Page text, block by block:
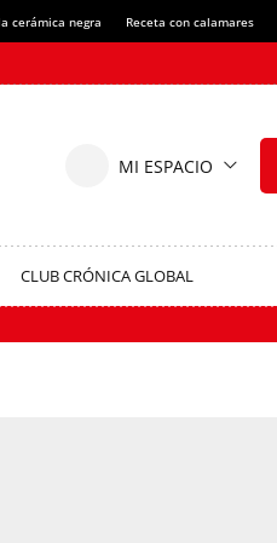
cerámica negra Receta con calamares
CLUB CRÓNICA GLOBAL